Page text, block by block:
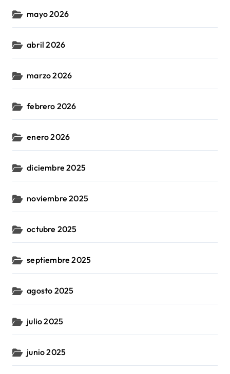
mayo 2026
abril 2026
marzo 2026
febrero 2026
enero 2026
diciembre 2025
noviembre 2025
octubre 2025
septiembre 2025
agosto 2025
julio 2025
junio 2025